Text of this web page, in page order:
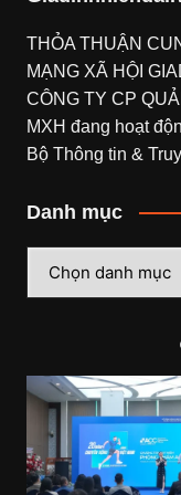
THỎA THUẬN
MẠNG XÃ HỘI
CÔNG TY CP
MXH đang hoạt
Bộ Thông tin &
Danh mục
mục